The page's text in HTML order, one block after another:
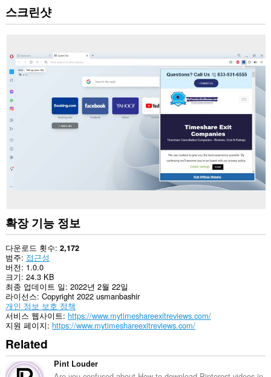
스크린샷
확장 기능 정보
다운로드 횟수 2,172
범주 접근성
버전 1.0.0
크기 24.3 KB
최종 업데이트 일 2022년 2월 22일
라이선스 Copyright 2022 usmanbashir
개인 정보 보호 정책
서비스 웹사이트 https://www.mytimeshareexitreviews.com/
지원 페이지 https://www.mytimeshareexitreviews.com/
Related
Pint Louder